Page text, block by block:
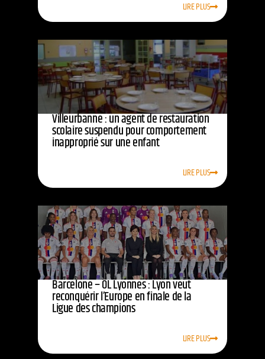
LIRE PLUS
Villeurbanne : un agent de restauration
scolaire suspendu pour comportement
inapproprié sur une enfant
LIRE PLUS
Barcelone – OL Lyonnes : Lyon veut
reconquérir l’Europe en finale de la
Ligue des champions
LIRE PLUS